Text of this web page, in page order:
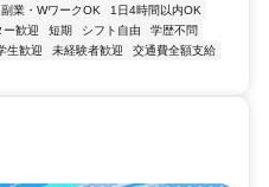
副業・WワークOK
1日4時間以内OK
ー歓迎 短期 シフト自由
学歴不問
生歓迎 未経験者歓迎
交通費全額支給